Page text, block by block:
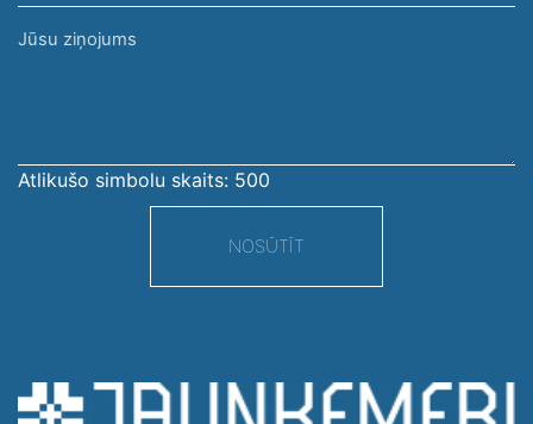
Jūsu
Atlikušo simbolu skaits: 500
NOSŪTĪT